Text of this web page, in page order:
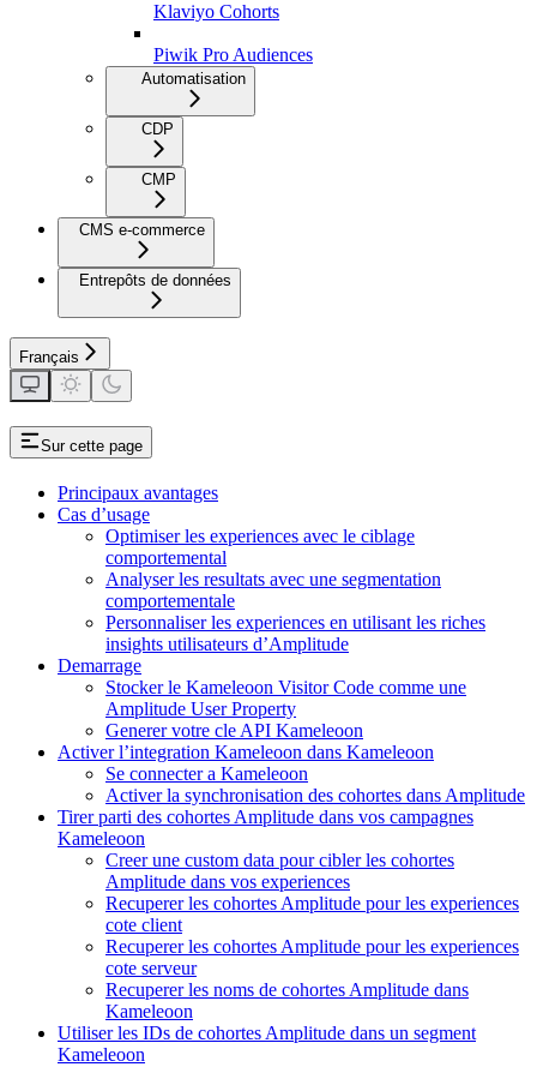
Klaviyo Cohorts
Piwik Pro Audiences
Automatisation
CDP
CMP
CMS e-commerce
Entrepôts de données
Français
Sur cette page
Principaux avantages
Cas d’usage
Optimiser les experiences avec le ciblage
comportemental
Analyser les resultats avec une segmentation
comportementale
Personnaliser les experiences en utilisant les riches
insights utilisateurs d’Amplitude
Demarrage
Stocker le Kameleoon Visitor Code comme une
Amplitude User Property
Generer votre cle API Kameleoon
Activer l’integration Kameleoon dans Kameleoon
Se connecter a Kameleoon
Activer la synchronisation des cohortes dans Amplitude
Tirer parti des cohortes Amplitude dans vos campagnes
Kameleoon
Creer une custom data pour cibler les cohortes
Amplitude dans vos experiences
Recuperer les cohortes Amplitude pour les experiences
cote client
Recuperer les cohortes Amplitude pour les experiences
cote serveur
Recuperer les noms de cohortes Amplitude dans
Kameleoon
Utiliser les IDs de cohortes Amplitude dans un segment
Kameleoon